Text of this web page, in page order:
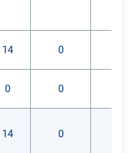
14 0
0 0
14 0